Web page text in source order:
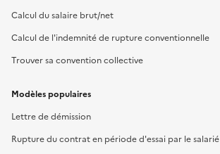
Calcul du salaire brut/net
Calcul de l'indemnité de rupture conventionnelle
Trouver sa convention collective
Modèles populaires
Lettre de démission
Rupture du contrat en période d'essai par le salarié